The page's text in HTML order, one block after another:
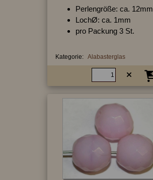
Perlengröße: ca. 12mm
LochØ: ca. 1mm
pro Packung 3 St.
Kategorie: Alabasterglas